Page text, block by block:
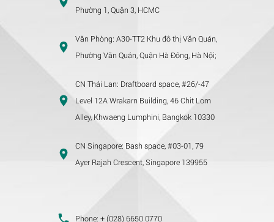
Phường 1, Quận 3, HCMC
Văn Phòng: A30-TT2 Khu đô thị Văn Quán,
Phường Văn Quán, Quận Hà Đông, Hà Nội;
CN Thái Lan: Draftboard space, #26/-47
Level 12A Wrakarn Building, 46 Chit Lom
Alley, Khwaeng Lumphini, Bangkok 10330
CN Singapore: Bash space, #03-01, 79
Ayer Rajah Crescent, Singapore 139955
Phone: + (028) 6650 0770